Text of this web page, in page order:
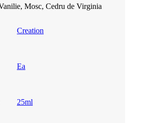
Mosc, Cedru de Virginia
Creation
Ea
25ml